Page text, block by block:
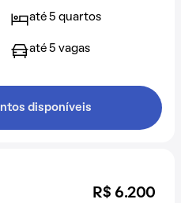
até 5 quartos
até 5 vagas
disponíveis
R$ 6.200